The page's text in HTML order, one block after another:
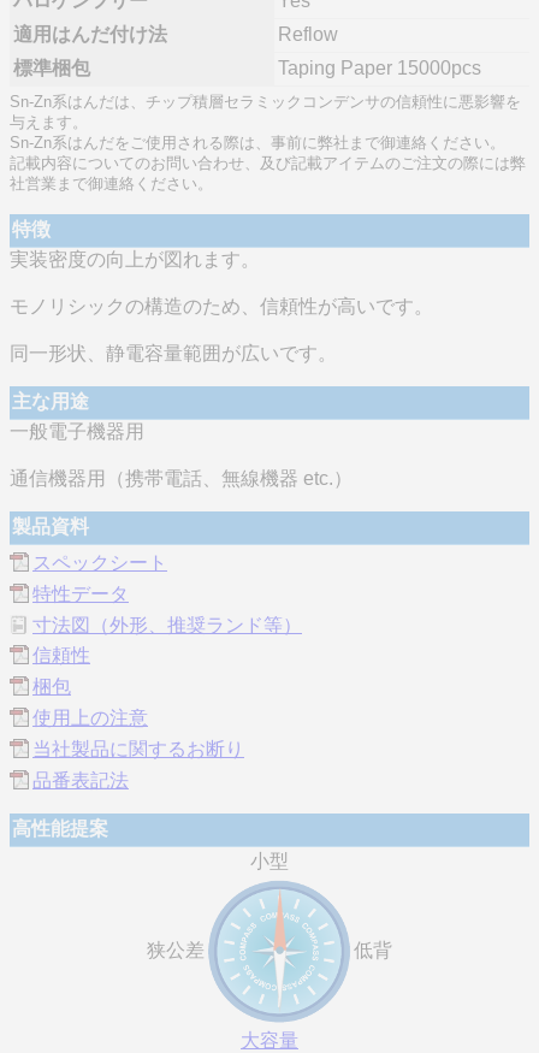
適用はんだ付け法
Reflow
標準梱包
Taping Paper 15000pcs
Sn-Zn系はんだは、チップ積層セラミックコンデンサの信頼性に悪影響を
与えます。
Sn-Zn系はんだをご使用される際は、事前に弊社まで御連絡ください。
記載内容についてのお問い合わせ、及び記載アイテムのご注文の際には弊
社営業まで御連絡ください。
特徴
実装密度の向上が図れます。
モノリシックの構造のため、信頼性が高いです。
同一形状、静電容量範囲が広いです。
主な用途
一般電子機器用
通信機器用（携帯電話、無線機器 etc.）
製品資料
スペックシート
特性データ
寸法図（外形、推奨ランド等）
信頼性
梱包
使用上の注意
当社製品に関するお断り
品番表記法
高性能提案
小型
狭公差 低背
大容量